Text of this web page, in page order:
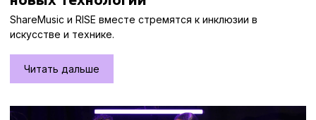
ShareMusic и RISE вместе стремятся к инклюзии в
искусстве и технике.
Читать дальше